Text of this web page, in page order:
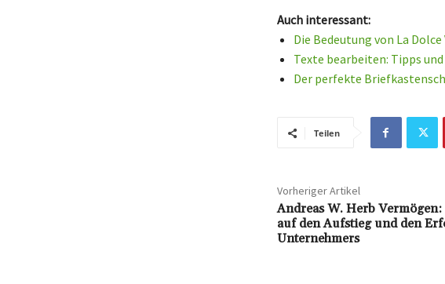
Auch interessant:
Die Bedeutung von La
Texte bearbeiten: Tipps
Der perfekte
Teilen
Vorheriger Artikel
Andreas W. Herb
auf den Aufstieg und den
Unternehmers